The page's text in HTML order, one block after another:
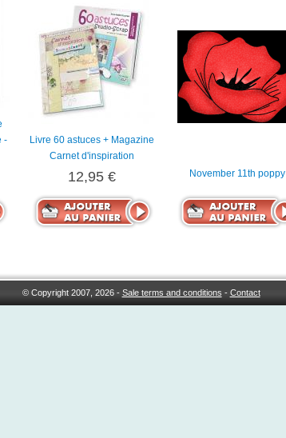
-
Livre 60 astuces + Magazine
Carnet d'inspiration
12,95 € November 11th poppy
© Copyright 2007, 2026 - Sale terms and conditions - Contact